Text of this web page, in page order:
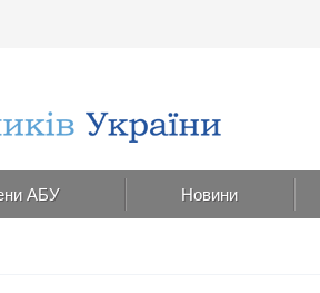
АБУ Новини